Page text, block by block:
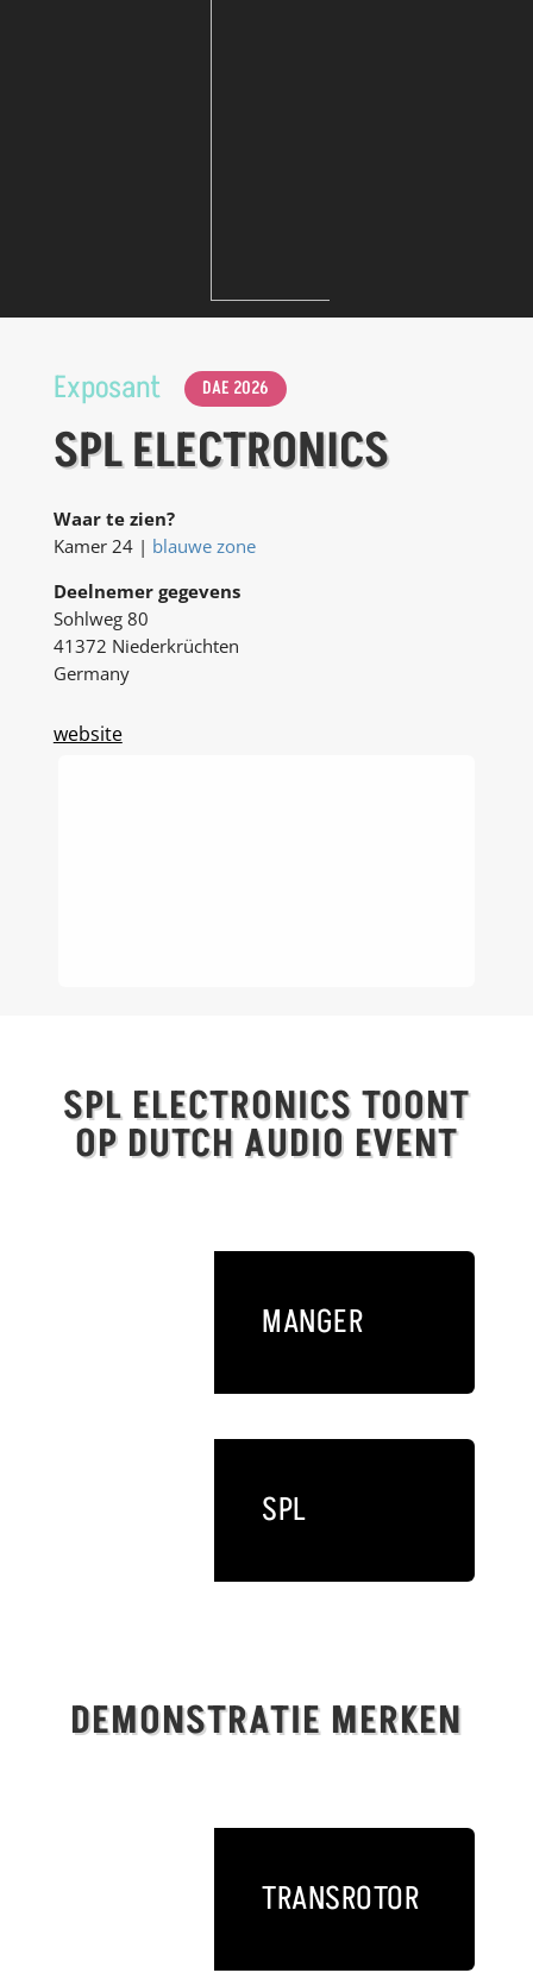
Exposant DAE 2026
SPL ELECTRONICS
Waar te zien?
Kamer 24 | blauwe zone
Deelnemer gegevens
Sohlweg 80
41372 Niederkrüchten
Germany
website
SPL ELECTRONICS TOONT
OP DUTCH AUDIO EVENT
MANGER
SPL
DEMONSTRATIE MERKEN
TRANSROTOR